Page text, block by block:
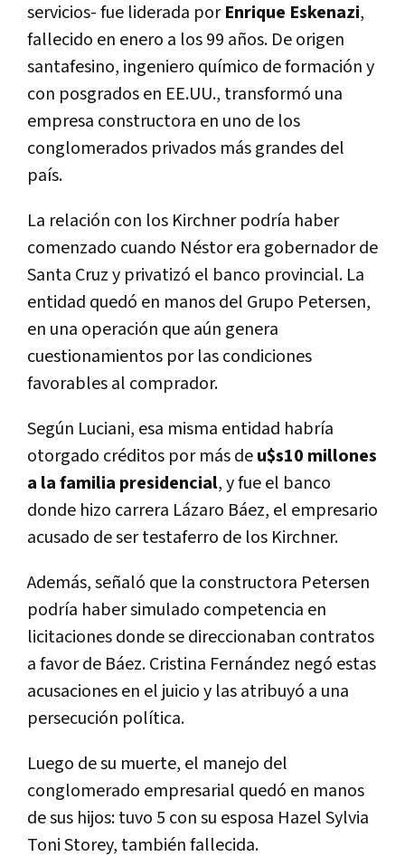
servicios- fue liderada por Enrique Eskenazi,
fallecido en enero a los 99 años. De origen
santafesino, ingeniero químico de formación y
con posgrados en EE.UU., transformó una
empresa constructora en uno de los
conglomerados privados más grandes del
país.
La relación con los Kirchner podría haber
comenzado cuando Néstor era gobernador de
Santa Cruz y privatizó el banco provincial. La
entidad quedó en manos del Grupo Petersen,
en una operación que aún genera
cuestionamientos por las condiciones
favorables al comprador.
Según Luciani, esa misma entidad habría
otorgado créditos por más deu$s10 millones
a la familia presidencial, y fue el banco
donde hizo carrera Lázaro Báez, el empresario
acusado de ser testaferro de los Kirchner.
Además, señaló que la constructora Petersen
podría haber simulado competencia en
licitaciones donde se direccionaban contratos
a favor de Báez. Cristina Fernández negó estas
acusaciones en el juicio y las atribuyó a una
persecución política.
Luego de su muerte, el manejo del
conglomerado empresarial quedó en manos
de sus hijos: tuvo 5 con su esposa Hazel Sylvia
Toni Storey, también fallecida.